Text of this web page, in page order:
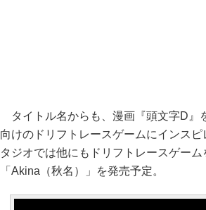
タイトル名からも、漫画『頭文字D』
向けのドリフトレースゲームにインス
タジオでは他にもドリフトレースゲー
「Akina（秋名）」を発売予定。